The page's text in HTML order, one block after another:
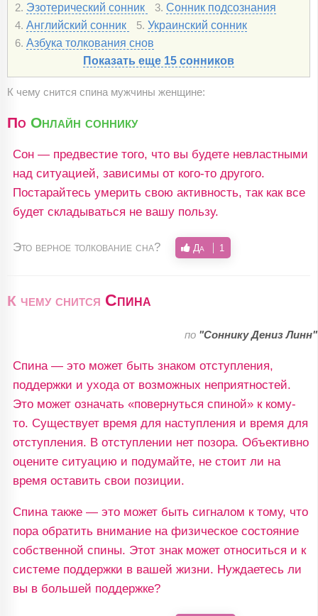
2. Эзотерический сонник 3. Сонник подсознания
4. Английский сонник 5. Украинский сонник
6. Азбука толкования снов
Показать еще 15 сонников
К чему снится спина мужчины женщине:
По Онлайн соннику
Сон — предвестие того, что вы будете невластными
над ситуацией, зависимы от кого-то другого.
Постарайтесь умерить свою активность, так как все
будет складываться не вашу пользу.
Это верное толкование сна? Да 1
К чему снится Спина
по "Соннику Дениз Линн"
Спина — это может быть знаком отступления,
поддержки и ухода от возможных неприятностей.
Это может означать «повернуться спиной» к кому-
то. Существует время для наступления и время для
отступления. В отступлении нет позора. Объективно
оцените ситуацию и подумайте, не стоит ли на
время оставить свои позиции.
Спина также — это может быть сигналом к тому, что
пора обратить внимание на физическое состояние
собственной спины. Этот знак может относиться и к
системе поддержки в вашей жизни. Нуждаетесь ли
вы в большей поддержке?